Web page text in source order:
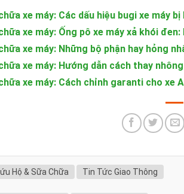
xe máy: Các dấu hiệu bugi xe máy bị
xe máy: Ống pô xe máy xả khói
xe máy: Những bộ phận hay hỏng
xe máy: Hướng dẫn cách thay
xe máy: Cách chỉnh garanti cho xe
Hộ & Sữa Chữa Tin Tức Giao Thông